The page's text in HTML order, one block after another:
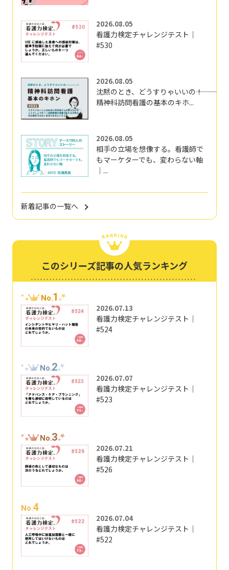
2026.08.05
看護力検定チャレンジテスト｜
#530
2026.08.05
沈黙のとき、どうすりゃいいの―――！
精神科訪問看護の基本のキホ...
2026.08.05
相手の立場を想像する。看護師で
もマーケターでも、変わらない軸
｜...
新着記事の一覧へ
このシリーズ記事の人気ランキング
No.1
2026.07.13
看護力検定チャレンジテスト｜
#524
No.2
2026.07.07
看護力検定チャレンジテスト｜
#523
No.3
2026.07.21
看護力検定チャレンジテスト｜
#526
No.4
2026.07.04
看護力検定チャレンジテスト｜
#522